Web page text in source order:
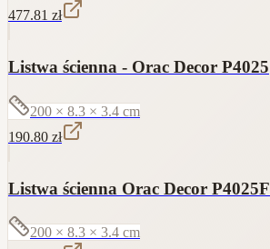
477.81 zł
Listwa ścienna - Orac Decor P4025
200 × 8.3 × 3.4 cm
190.80 zł
Listwa ścienna Orac Decor P4025F
200 × 8.3 × 3.4 cm